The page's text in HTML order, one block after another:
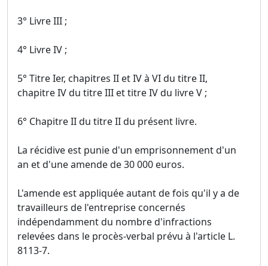
3° Livre III ;
4° Livre IV ;
5° Titre Ier, chapitres II et IV à VI du titre II,
chapitre IV du titre III et titre IV du livre V ;
6° Chapitre II du titre II du présent livre.
La récidive est punie d'un emprisonnement d'un
an et d'une amende de 30 000 euros.
L'amende est appliquée autant de fois qu'il y a de
travailleurs de l'entreprise concernés
indépendamment du nombre d'infractions
relevées dans le procès-verbal prévu à l'article L.
8113-7.